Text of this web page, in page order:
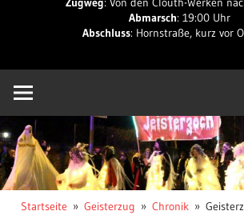
Köln
Abmarsch: 19:00 Uhr
Abschluss: Hornstraße, kurz vor
Startseite Geisterzug Chronik